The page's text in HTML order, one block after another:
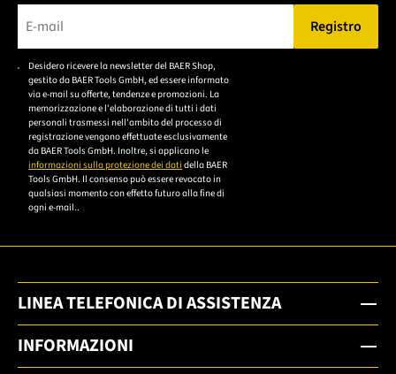
Bitte geben Sie eine gültige E-Mail-Adresse ein.
Registro
Desidero ricevere la newsletter del BAER Shop,
gestito da BAER Tools GmbH, ed essere informato
via e-mail su offerte, tendenze e promozioni. La
memorizzazione e l'elaborazione di tutti i dati
personali trasmessi nell'ambito del processo di
registrazione vengono effettuate esclusivamente
da BAER Tools GmbH. Inoltre, si applicano le
informazioni sulla protezione dei dati della BAER
Tools GmbH. Il consenso può essere revocato in
qualsiasi momento con effetto futuro alla fine di
ogni e-mail..
LINEA TELEFONICA DI ASSISTENZA
INFORMAZIONI